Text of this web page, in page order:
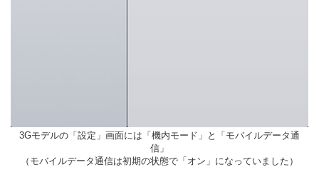
3Gモデルの「設定」画面には「機内モード」と「モバイルデータ通
信」
（モバイルデータ通信は初期の状態で「オン」になっていました）